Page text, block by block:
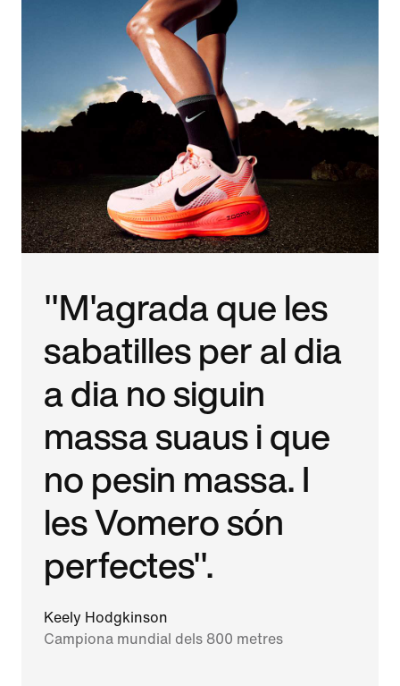
"M'agrada que les
sabatilles per al dia
a dia no siguin
massa suaus i que
no pesin massa. I
les Vomero són
perfectes".
Keely Hodgkinson
Campiona mundial dels 800 metres